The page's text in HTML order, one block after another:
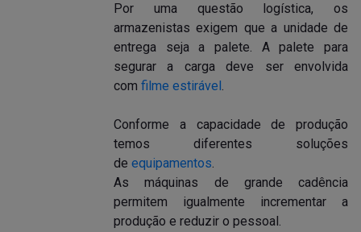
Por uma questão logística, os
armazenistas exigem que a unidade de
entrega seja a palete. A palete para
segurar a carga deve ser envolvida
com filme estirável.
Conforme a capacidade de produção
temos diferentes soluções
de equipamentos.
As máquinas de grande cadência
permitem igualmente incrementar a
produção e reduzir o pessoal.